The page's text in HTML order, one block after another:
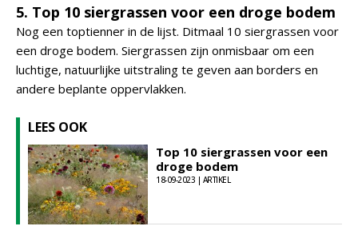
5. Top 10 siergrassen voor een droge bodem
Nog een toptienner in de lijst. Ditmaal 10 siergrassen voor
een droge bodem. Siergrassen zijn onmisbaar om een
luchtige, natuurlijke uitstraling te geven aan borders en
andere beplante oppervlakken.
LEES OOK
Top 10 siergrassen voor een
droge bodem
18-09-2023 | ARTIKEL